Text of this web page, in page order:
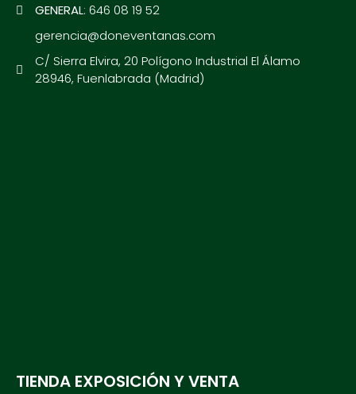
GENERAL: 646 08 19 52
gerencia@doneventanas.com
C/ Sierra Elvira, 20 Polígono Industrial El Álamo
28946, Fuenlabrada (Madrid)
TIENDA EXPOSICIÓN Y VENTA